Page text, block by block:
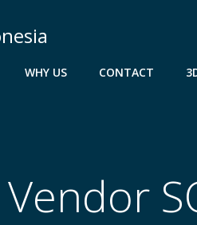
WHY US CONTACT
Vendor